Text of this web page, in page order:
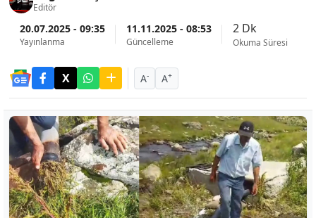
Editör
20.07.2025 - 09:35
Yayınlanma
11.11.2025 - 08:53
Güncelleme
2 Dk
Okuma Süresi
A- A+